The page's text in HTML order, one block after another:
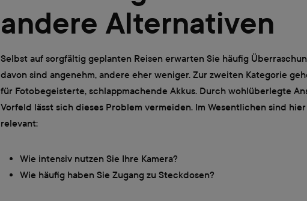
andere Alternativen
Selbst auf sorgfältig geplanten Reisen erwarten Sie häufig
davon sind angenehm, andere eher weniger. Zur zweiten Kategorie
für Fotobegeisterte, schlappmachende Akkus. Durch wohlüberlegte
Vorfeld lässt sich dieses Problem vermeiden. Im Wesentlichen sind
relevant:
Wie intensiv nutzen Sie Ihre Kamera?
Wie häufig haben Sie Zugang zu Steckdosen?